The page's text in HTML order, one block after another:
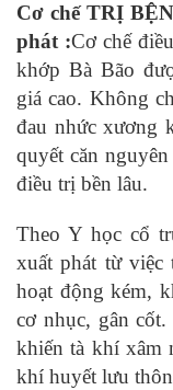
Cơ chế TRỊ
phát :Cơ chế
khớp Bà Bão
giá cao. Không
đau nhức xương
quyết căn
điều trị bền lâu.
Theo Y học cổ
xuất phát từ việc
hoạt động kém,
cơ nhục, gân
khiến tà khí xâm
khí huyết lưu